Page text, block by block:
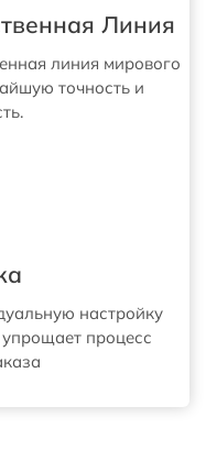
Линия
линия мирового
точность и
настройку
упрощает процесс